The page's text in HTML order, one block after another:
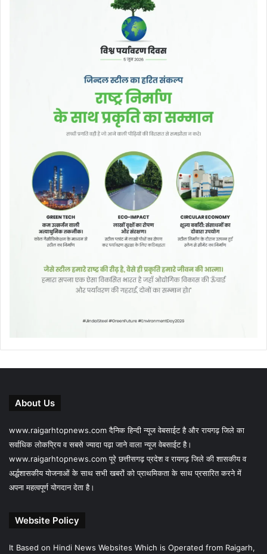
About Us
www.raigarhtopnews.com दैनिक हिन्दी न्यूज वेबसाईट है और रायगढ़ जिले का
सर्वाधिक लोकप्रिय व सबसे ज्यादा पढ़ा जाने वाला न्यूज वेबसाईट है।
www.raigarhtopnews.com पूरे छत्तीसगढ़ प्रदेश व रायगढ़ जिले की शासकीय व
अर्द्धशासकीय योजनाओं के साथ सभी खबरों को प्राथमिकता के साथ प्रसारित करने में
अपना महत्वपूर्ण योगदान देता है।
Website Policy
It Based on Hindi News Websites Which is Operated from Raigarh,